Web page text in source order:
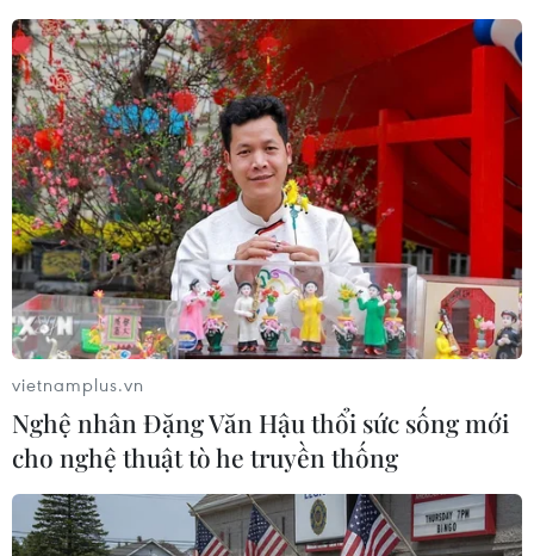
#Tư vấn tài chính #Đồng USD
#Tỷ giá ngoại tệ
#tin tức
#tin tức mới nhất
#tin tức 24h
#tin tức mới nhất trong ngày
#tin tức thời sự
#tin tức hot
#tin tức an ninh
#tin tức hot
#VietnamPlus
#Vietnam #Plus. Mỹ
Theo dõi VietnamPlus
vietnamplus.vn
Nghệ nhân Đặng Văn Hậu thổi sức sống mới
cho nghệ thuật tò he truyền thống